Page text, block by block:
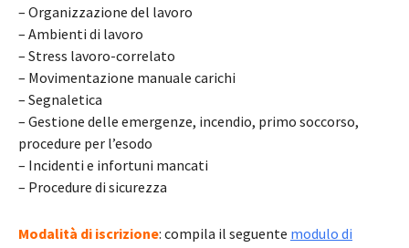
– Organizzazione del lavoro
– Ambienti di lavoro
– Stress lavoro-correlato
– Movimentazione manuale carichi
– Segnaletica
– Gestione delle emergenze, incendio, primo soccorso,
procedure per l’esodo
– Incidenti e infortuni mancati
– Procedure di sicurezza
Modalità di iscrizione: compila il seguente modulo di